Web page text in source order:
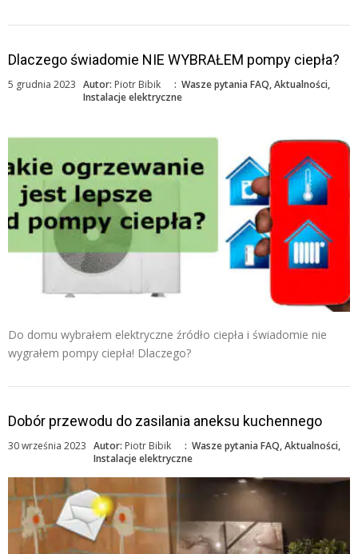
Dlaczego świadomie NIE WYBRAŁEM pompy ciepła?
Autor: Piotr Bibik
5 grudnia 2023 : Wasze pytania FAQ,Aktualności,
Instalacje elektryczne
Do domu wybrałem elektryczne źródło ciepła i świadomie nie
wygrałem pompy ciepła! Dlaczego?
Dobór przewodu do zasilania aneksu kuchennego
Autor: Piotr Bibik
30 września 2023 : Wasze pytania FAQ,Aktualności,
Instalacje elektryczne